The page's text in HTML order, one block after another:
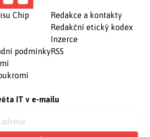
Chip
podmínky
Redakce a kontakty
Redakční etický kodex
Inzerce
RSS
IT v e-mailu